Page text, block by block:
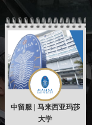
中留服 | 马来西亚玛莎
大学